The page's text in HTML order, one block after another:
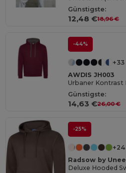
Günstigste:
12,48 €18,96 €
-44%
+33
AWDIS JH003
Günstigste:
14,63 €26,00 €
-25%
+24
Radsow by
Deluxe Hooded